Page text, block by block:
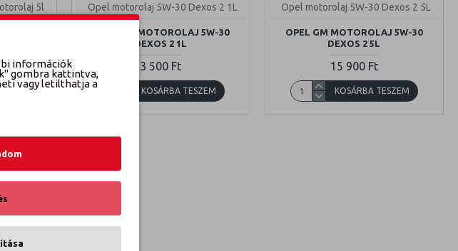
5l Opel motorolaj 5W-30 Dexos 2 1L
OPEL GM MOTOROLAJ 5W-30
DEXOS 2 1L
3 500 Ft
KOSÁRBA TESZEM
Opel motorolaj 5W-30 Dexos 2 5L
OPEL GM MOTOROLAJ 5W-30
DEXOS 2 5L
15 900 Ft
KOSÁRBA TESZEM
információk
gombra kattintva,
vagy letilthatja a